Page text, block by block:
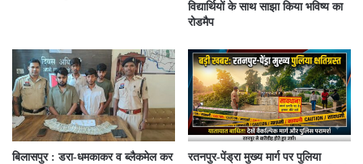
विद्यार्थियों के साथ साझा किया भविष्य का
रोडमैप
बिलासपुर : डरा-धमकाकर व ब्लैकमेल कर
रतनपुर-पेंड्रा मुख्य मार्ग पर पुलिया